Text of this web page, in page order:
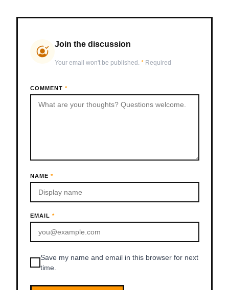
Join the discussion
Your email won't be published. *Required
COMMENT*
NAME *
EMAIL*
Save my name and email in this browser for next
time.